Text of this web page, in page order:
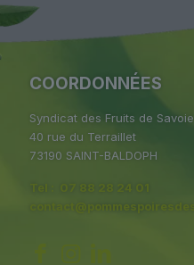
COORDONNÉES
Syndicat des Fruits de Savoie
40 rue du Terraillet
73190 SAINT-BALDOPH
Tel : 07 88 28 24 01